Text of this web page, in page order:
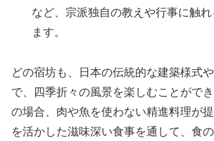
など、宗派独自の教えや行事に触
ます。
どの宿坊も、日本の伝統的な建築様式
で、四季折々の風景を楽しむことがで
の場合、肉や魚を使わない精進料理が
を活かした滋味深い食事を通して、食